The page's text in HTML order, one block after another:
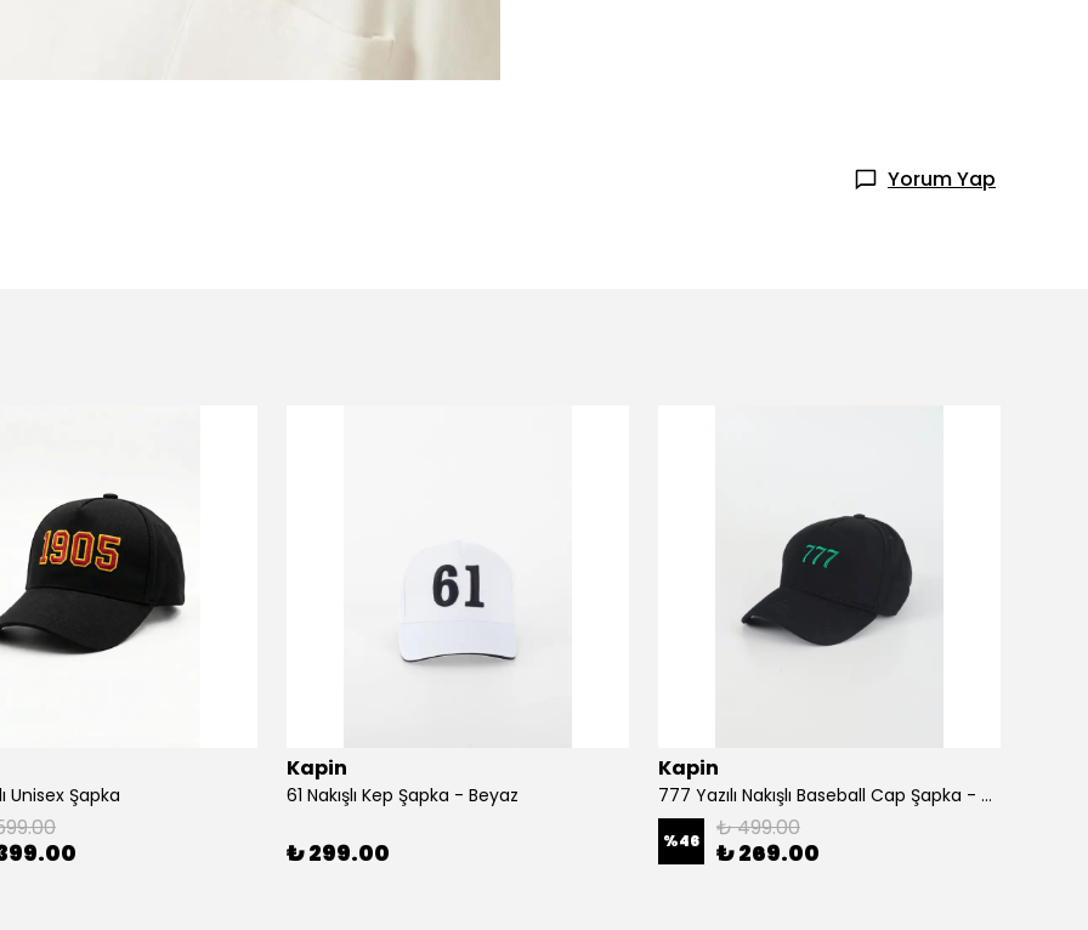
Yorum Yap
Unisex Şapka
Kapin
61 Nakışlı Kep Şapka - Beyaz
₺ 299.00
Kapin
777 Yazılı Nakışlı Baseball Cap Şapka - Siyah
%46 ₺ 499.00
₺ 269.00